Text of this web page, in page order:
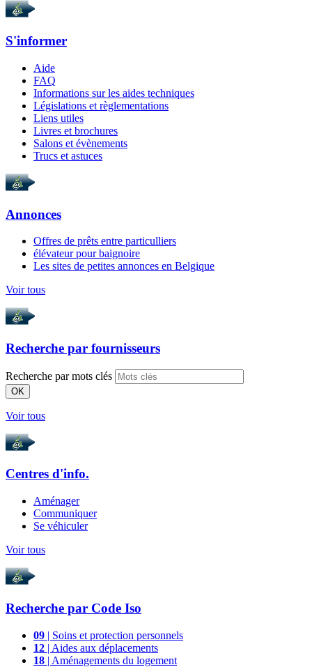
S'informer
Aide
FAQ
Informations sur les aides techniques
Législations et règlementations
Liens utiles
Livres et brochures
Salons et évènements
Trucs et astuces
Annonces
Offres de prêts entre particulliers
élévateur pour baignoire
Les sites de petites annonces en Belgique
Voir tous
Recherche par fournisseurs
Recherche par mots clés
OK
Voir tous
Centres d'info.
Aménager
Communiquer
Se véhiculer
Voir tous
Recherche par Code Iso
09 | Soins et protection personnels
12 | Aides aux déplacements
18 | Aménagements du logement